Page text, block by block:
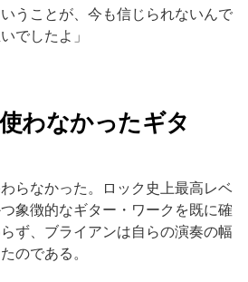
うことが、今も信じられないんで
でしたよ」
わなかったギタ
らなかった。ロック史上最高レベ
象徴的なギター・ワークを既に確
ず、ブライアンは自らの演奏の幅
のである。